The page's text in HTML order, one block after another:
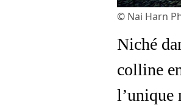
© Nai Harn
Niché
colline
l’unique